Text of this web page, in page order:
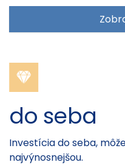
do seba
Investícia do seba,
najvýnosnejšou.